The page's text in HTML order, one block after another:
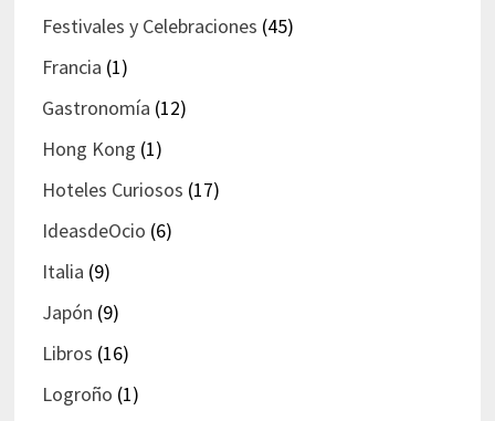
Festivales y Celebraciones (45)
Francia (1)
Gastronomía (12)
Hong Kong (1)
Hoteles Curiosos (17)
IdeasdeOcio (6)
Italia (9)
Japón (9)
Libros (16)
Logroño (1)